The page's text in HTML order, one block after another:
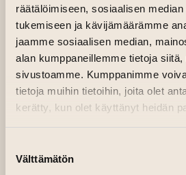
räätälöimiseen, sosiaalisen
tukemiseen ja kävijämäärämme
jaamme sosiaalisen median,
alan kumppaneillemme tietoja
sivustoamme. Kumppanimme
tietoja muihin tietoihin, joita olet
kerätty, kun olet käyttänyt heidän
valinta
Välttämätön
LUX-
LUX-yleisöelokuvapalkinto
parlamentin ja European
myöntämä vuosittainen
Euroopan komission ja
verkoston kanssa.
levitystä.